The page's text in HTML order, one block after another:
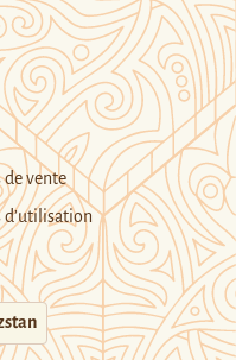
de vente
d’utilisation